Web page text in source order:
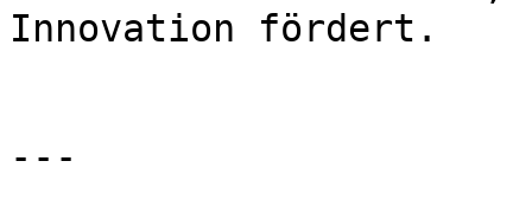
Innovation fördert.
---